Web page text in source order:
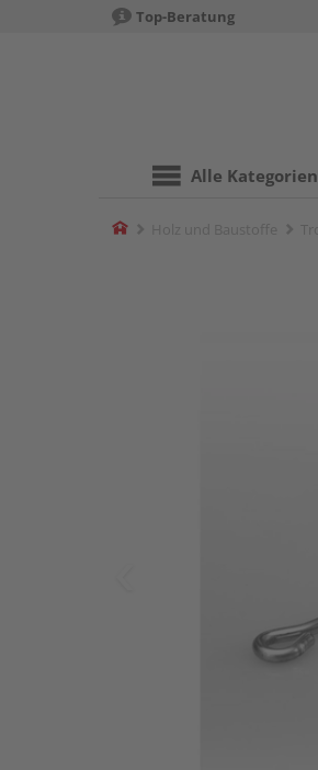
Top-Beratung
Alle Kategorien
Home